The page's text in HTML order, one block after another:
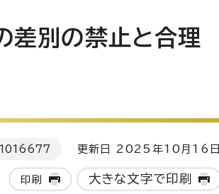
差別の禁止と合理
1016677 更新日 2025年10月16日
印刷 大きな文字で印刷